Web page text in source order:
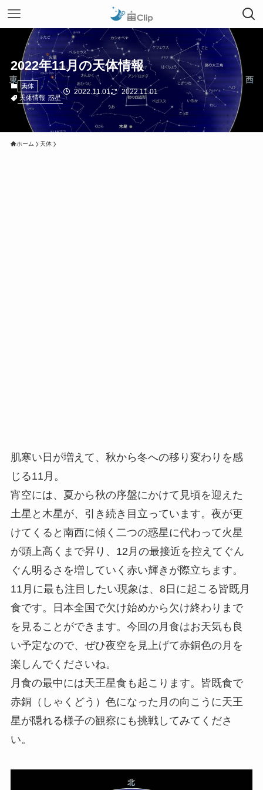
2022年11月の天体情報
天体
天体情報 惑星
2022.11.01 2022.11.01
ホーム 天体
肌寒い日が増えて、秋から冬への移り変わりを感
じる11月。
宵空には、夏から秋の序盤にかけて見頃を迎えた
土星と木星が、引き続き目立っています。夜が更
けてくると南西に傾く二つの惑星に代わって火星
が頭上高くまで昇り、12月の最接近を控えてぐん
ぐん明るさを増していく赤い輝きが際立ちます。
11月に最も注目したい現象は、8日に起こる皆既月
食です。日本全国で欠け始めから欠け終わりまで
を見ることができます。今回の月食はお天気も良
い予定なので、ぜひ夜空を見上げて赤銅色の月を
楽しんでくださいね。
月食の最中には天王星食も起こります。皆既食で
赤銅（しゃくどう）色になった月の向こうに天王
星が隠れる様子の観察にも挑戦してみてくださ
い。